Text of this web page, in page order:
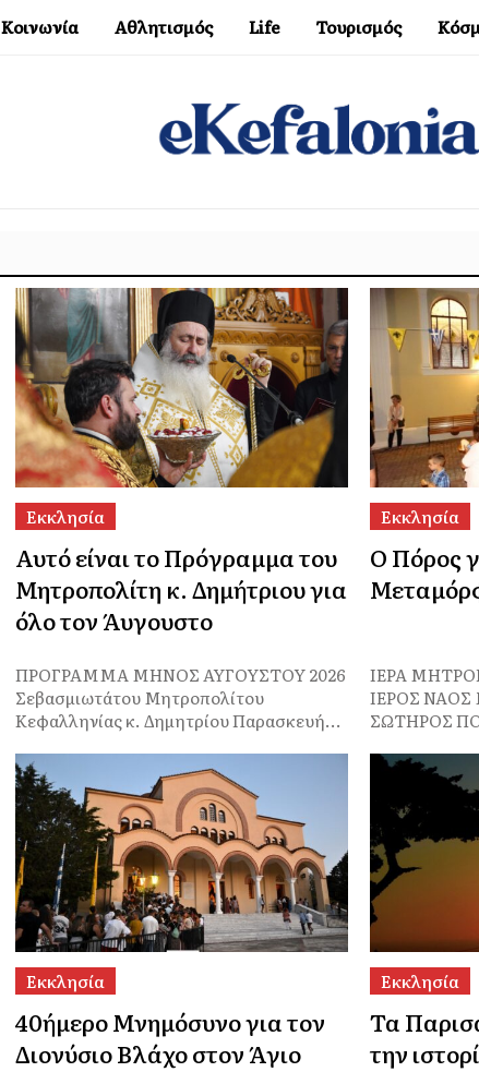
Κοινωνία Αθλητισμός Life Τουρισμός
Εκκλησία
Αυτό είναι το Πρόγραμμα του
Μητροπολίτη κ. Δημήτριου για
όλο τον Άυγουστο
ΠΡΟΓΡΑΜΜΑ ΜΗΝΟΣ ΑΥΓΟΥΣΤΟΥ 2026
Σεβασμιωτάτου Μητροπολίτου
Κεφαλληνίας κ. Δημητρίου Παρασκευή...
Εκκλησία
Ο Πόρος
ΙΕΡΑ
ΙΕΡΟΣ
ΣΩΤΗΡΟΣ
Εκκλησία
40ήμερο Μνημόσυνο για τον
Διονύσιο Βλάχο στον Άγιο
Εκκλησία
Τα
την